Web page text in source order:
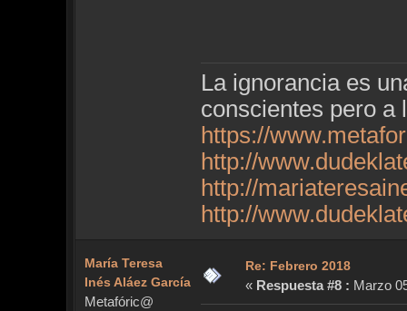
La ignorancia es
conscientes pero a
https://
http://
http://
http://
María Teresa
Inés Aláez García
Metafóric@
Re: Febrero 2018
« Respuesta #8 : Marzo